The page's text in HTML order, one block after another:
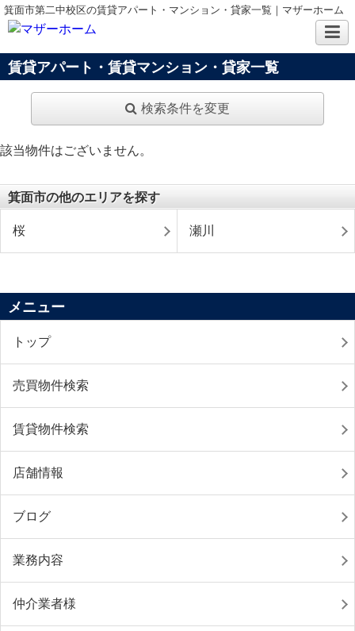
箕面市第二中校区の賃貸アパート・マンション・貸家一覧｜マザーホーム
賃貸アパート・賃貸マンション・貸家一覧
検索条件を変更
該当物件はございません。
箕面市の他のエリアを探す
桜 瀬川
メニュー
トップ
売買物件検索
賃貸物件検索
店舗情報
ブログ
業務内容
仲介業者様